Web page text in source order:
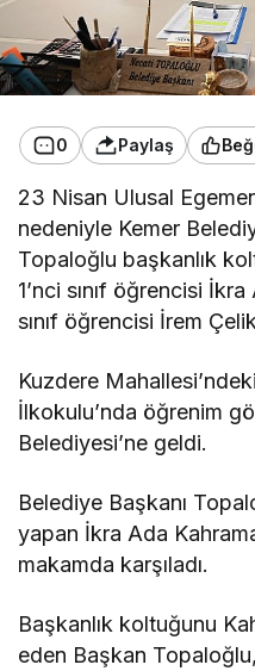
0 Paylaş
23 Nisan Ulusal
nedeniyle Kemer
Topaloğlu başkanlık
1’nci sınıf öğrencisi
sınıf öğrencisi İrem
Kuzdere
İlkokulu’nda öğrenim
Belediyesi’ne geldi.
Belediye Başkanı
yapan İkra Ada
makamda karşıladı.
Başkanlık koltuğunu
eden Başkan